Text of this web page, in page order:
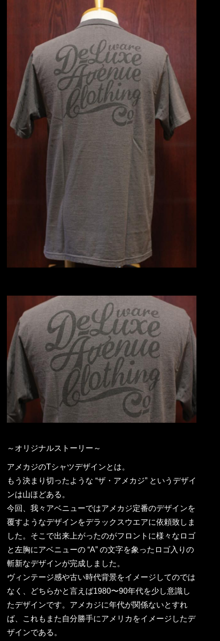
～オリジナルストーリー～
アメカジのTシャツデザインとは。
もう決まり切ったような “ザ・アメカジ” というデザイ
ンは山ほどある。
今回、我々アベニューではアメカジ定番のデザインを
覆すようなデザインをデラックスウエアに依頼致しま
した。そこで出来上がったのがフロントに様々なロゴ
と左胸にアベニューの “A” の文字を象ったロゴ入りの
斬新なデザインが完成しました。
ヴィンテージ感や古い時代背景をイメージしてのでは
なく、どちらかと言えば1980〜90年代を少し意識し
たデザインです。アメカジに年代が関係ないとすれ
ば、これもまた自分勝手にアメリカをイメージしたデ
ザインである。